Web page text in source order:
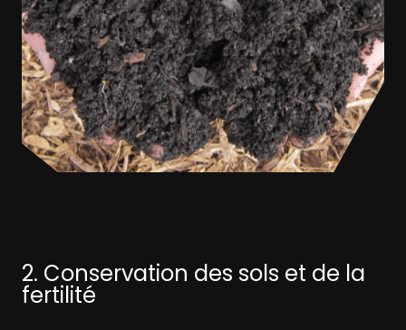
2. Conservation des sols et de la
fertilité